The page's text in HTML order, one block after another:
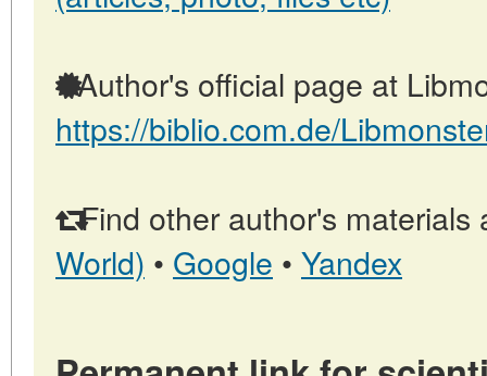
Author's official page at
https://biblio.com.de/
Find other author's materials
World) • Google • Yandex